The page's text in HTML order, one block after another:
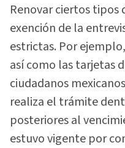
Renovar ciertos tipos
exención de la
estrictas. Por
así como las tarjetas
ciudadanos
realiza el trámite
posteriores al
estuvo vigente por